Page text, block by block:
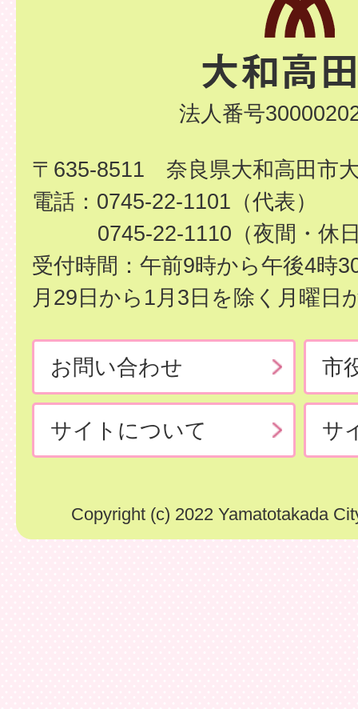
法人番号
〒635-8511 奈良県大和高田市
電話：0745-22-1101（代表）
0745-22-1110（夜間・休
受付時間：午前9時から午後4時
月29日から1月3日を除く月曜日
お問い合わせ 市
サイトについて サ
Copyright (c) 2022 Yamatotakada